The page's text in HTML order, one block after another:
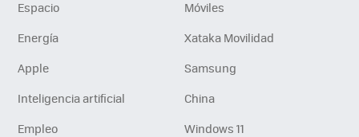
Espacio
Móviles
Energía
Xataka Movilidad
Apple
Samsung
Inteligencia artificial
China
Empleo
Windows 11